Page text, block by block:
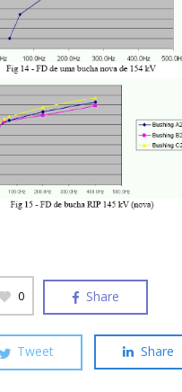
0 Share
Tweet Share